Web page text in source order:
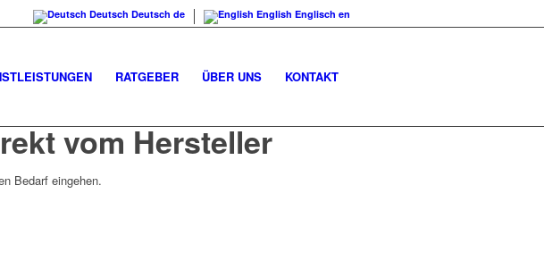
Deutsch Deutsch de English Englisch en
RATGEBER ÜBER UNS KONTAKT
vom Hersteller
Bedarf eingehen.